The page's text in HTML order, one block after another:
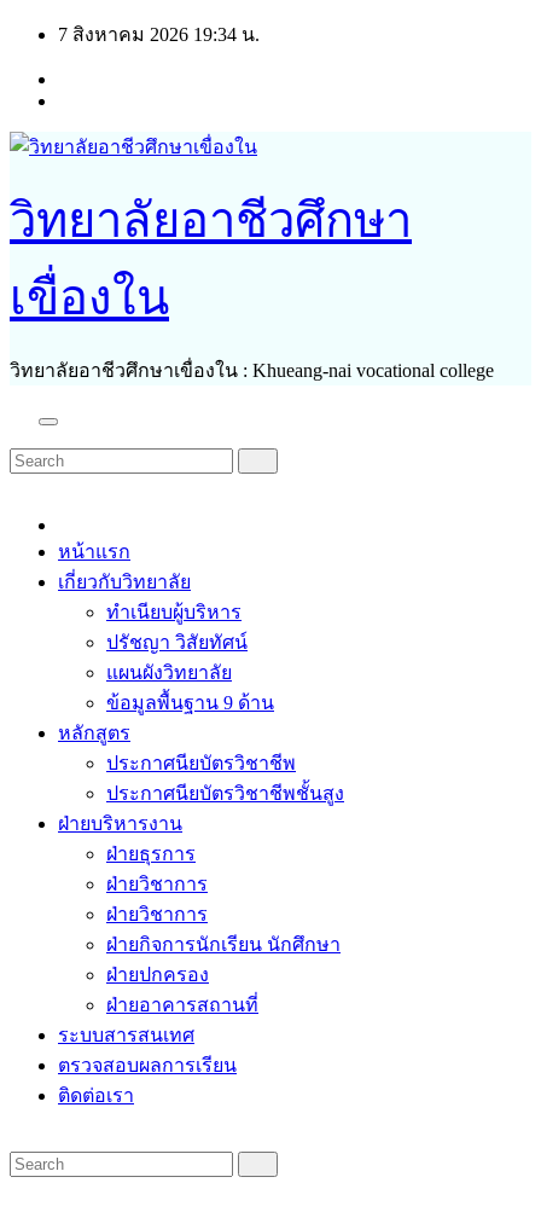
Skip
7 สิงหาคม 2026 19:34 น.
วิทยาลัยอาชีวศึกษา
เขื่องใน
วิทยาลัยอาชีวศึกษาเขื่องใน : Khueang-nai vocational college
หน้าแรก
เกี่ยวกับวิทยาลัย
ทำเนียบผู้บริหาร
ปรัชญา วิสัยทัศน์
แผนผังวิทยาลัย
ข้อมูลพื้นฐาน 9 ด้าน
หลักสูตร
ประกาศนียบัตรวิชาชีพ
ประกาศนียบัตรวิชาชีพชั้นสูง
ฝ่ายบริหารงาน
ฝ่ายธุรการ
ฝ่ายวิชาการ
ฝ่ายวิชาการ
ฝ่ายกิจการนักเรียน นักศึกษา
ฝ่ายปกครอง
ฝ่ายอาคารสถานที่
ระบบสารสนเทศ
ตรวจสอบผลการเรียน
ติดต่อเรา